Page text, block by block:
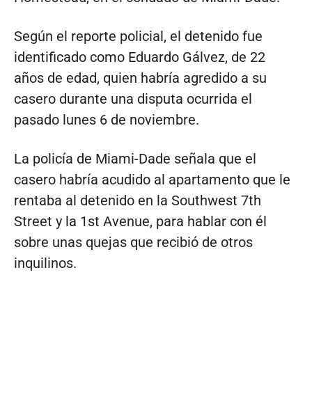
Según el reporte policial, el detenido fue
identificado como Eduardo Gálvez, de 22
años de edad, quien habría agredido a su
casero durante una disputa ocurrida el
pasado lunes 6 de noviembre.
La policía de Miami-Dade señala que el
casero habría acudido al apartamento que le
rentaba al detenido en la Southwest 7th
Street y la 1st Avenue, para hablar con él
sobre unas quejas que recibió de otros
inquilinos.